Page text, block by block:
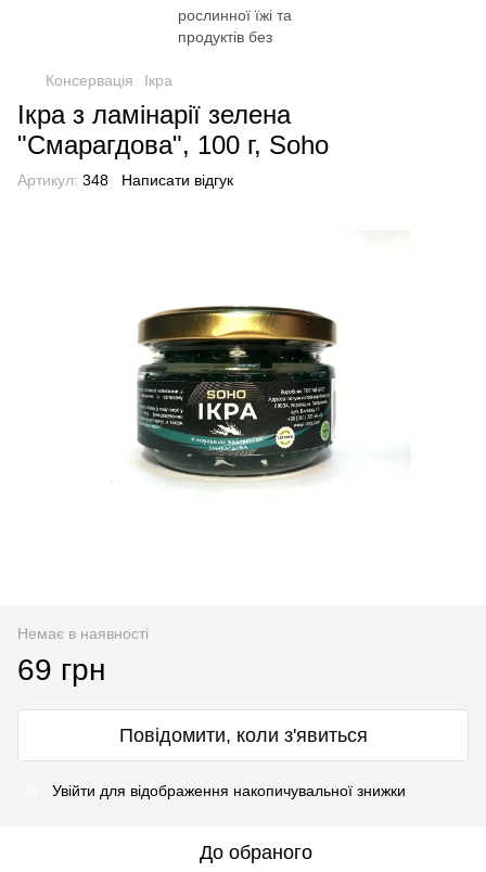
Консервація Ікра
Ікра з ламінарії зелена
"Смарагдова", 100 г, Soho
Артикул: 348 Написати відгук
Немає в наявності
69 грн
Повідомити, коли з'явиться
Увійти для відображення накопичувальної знижки
До обраного